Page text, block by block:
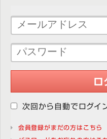
ロ
次回から自動でログイ
会員登録がまだの方はこちら